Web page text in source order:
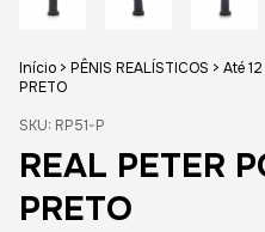
Início > PÊNIS REALÍSTICOS > Até
PRETO
SKU: RP51-P
REAL PETER
PRETO